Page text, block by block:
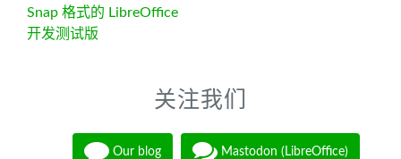
Snap 格式的 LibreOffice
开发测试版
关注我们
Our blog Mastodon (LibreOffice)